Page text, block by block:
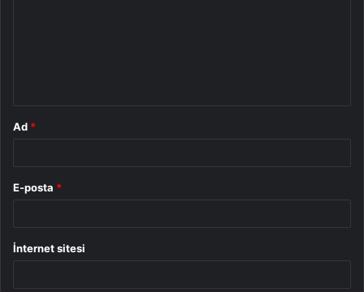
Ad *
E-posta *
İnternet sitesi